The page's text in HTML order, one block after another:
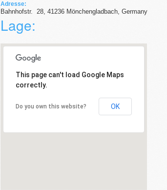
Adresse:
Bahnhofstr. 28, 41236 Mönchengladbach, Germany
Lage:
This page can't load Google Maps
correctly.
Do you own this website? OK